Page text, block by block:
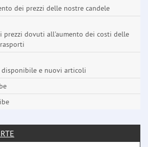
dei prezzi delle nostre candele
prezzi dovuti all'aumento dei costi delle
e nuovi articoli